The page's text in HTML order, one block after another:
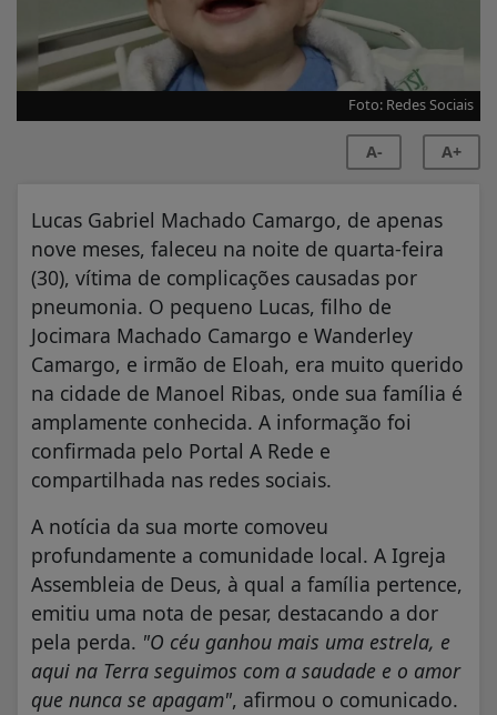
Foto: Redes Sociais
A- A+
Lucas Gabriel Machado Camargo, de apenas
nove meses, faleceu na noite de quarta-feira
(30), vítima de complicações causadas por
pneumonia. O pequeno Lucas, filho de
Jocimara Machado Camargo e Wanderley
Camargo, e irmão de Eloah, era muito querido
na cidade de Manoel Ribas, onde sua família é
amplamente conhecida. A informação foi
confirmada pelo Portal A Rede e
compartilhada nas redes sociais.
A notícia da sua morte comoveu
profundamente a comunidade local. A Igreja
Assembleia de Deus, à qual a família pertence,
emitiu uma nota de pesar, destacando a dor
pela perda. "O céu ganhou mais uma estrela, e
aqui na Terra seguimos com a saudade e o amor
que nunca se apagam", afirmou o comunicado.